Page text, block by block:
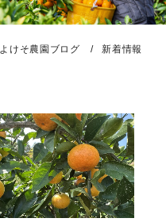
よけそ農園ブログ 新着情報